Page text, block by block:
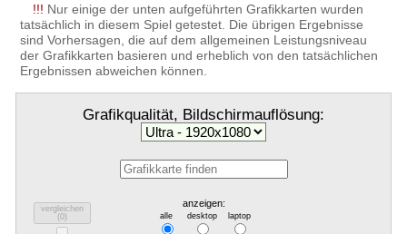
!!! Nur einige der unten aufgeführten Grafikkarten wurden
tatsächlich in diesem Spiel getestet. Die übrigen Ergebnisse
sind Vorhersagen, die auf dem allgemeinen Leistungsniveau
der Grafikkarten basieren und erheblich von den tatsächlichen
Ergebnissen abweichen können.
Grafikqualität, Bildschirmauflösung:
vergleichen
(0)
anzeigen:
alle desktop laptop